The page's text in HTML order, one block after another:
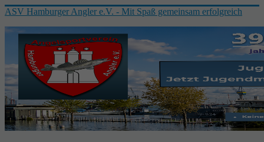
ASV Hamburger Angler e.V. - Mit Spaß gemeinsam erfolgreich